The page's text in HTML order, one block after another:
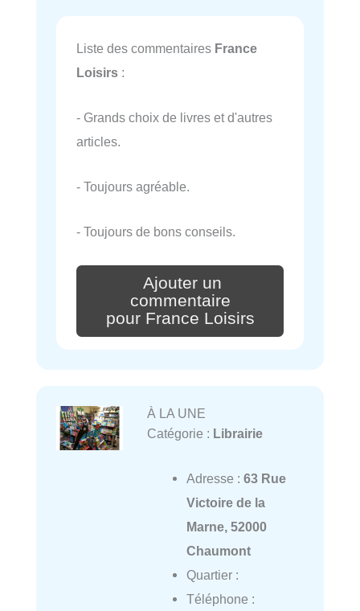
Liste des commentaires France
Loisirs :
- Grands choix de livres et d'autres
articles.
- Toujours agréable.
- Toujours de bons conseils.
Ajouter un
commentaire
pour France Loisirs
À LA UNE
Catégorie : Librairie
Adresse : 63 Rue
Victoire de la
Marne, 52000
Chaumont
Quartier :
Téléphone :